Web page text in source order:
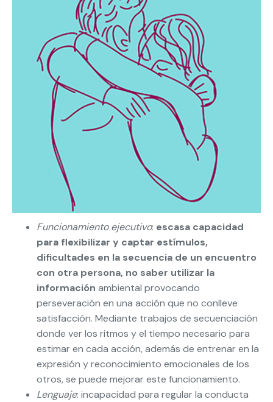
Funcionamiento ejecutivo: escasa capacidad
para flexibilizar y captar estímulos,
dificultades en la secuencia de un encuentro
con otra persona, no saber utilizar la
información ambiental provocando
perseveración en una acción que no conlleve
satisfacción. Mediante trabajos de secuenciación
donde ver los ritmos y el tiempo necesario para
estimar en cada acción, además de entrenar en la
expresión y reconocimiento emocionales de los
otros, se puede mejorar este funcionamiento.
Lenguaje: incapacidad para regular la conducta